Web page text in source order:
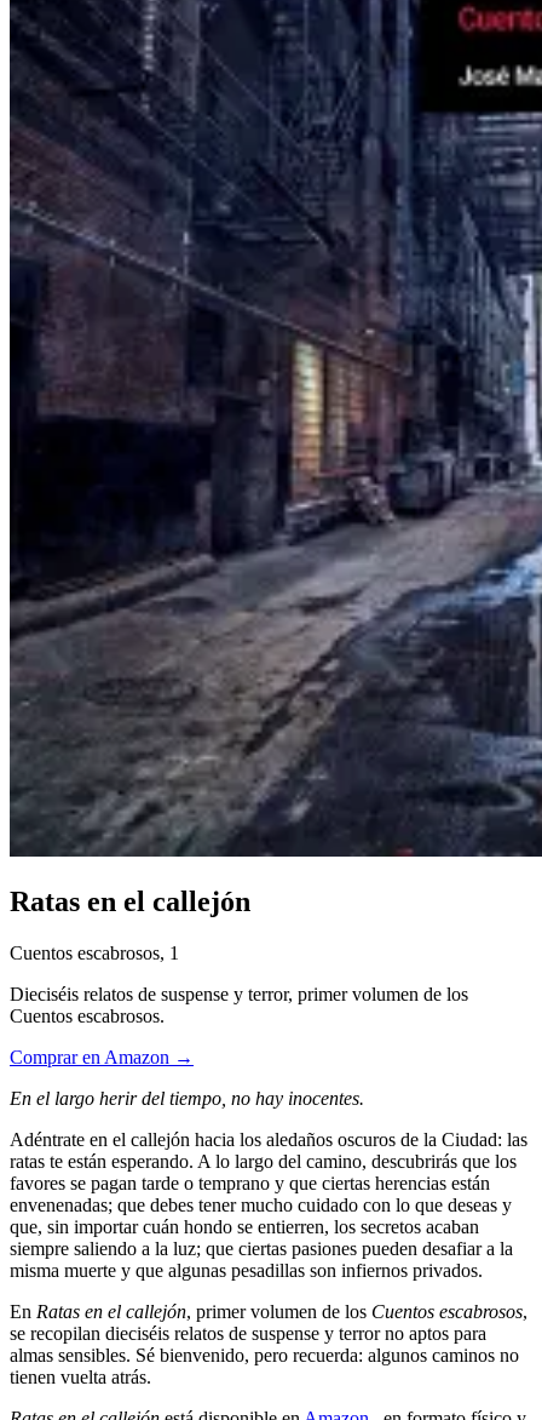
Ratas en el callejón
Cuentos escabrosos, 1
Dieciséis relatos de suspense y terror, primer volumen de los
Cuentos escabrosos.
Comprar en Amazon →
En el largo herir del tiempo, no hay inocentes.
Adéntrate en el callejón hacia los aledaños oscuros de la Ciudad: las
ratas te están esperando. A lo largo del camino, descubrirás que los
favores se pagan tarde o temprano y que ciertas herencias están
envenenadas; que debes tener mucho cuidado con lo que deseas y
que, sin importar cuán hondo se entierren, los secretos acaban
siempre saliendo a la luz; que ciertas pasiones pueden desafiar a la
misma muerte y que algunas pesadillas son infiernos privados.
En Ratas en el callejón, primer volumen de los Cuentos escabrosos,
se recopilan dieciséis relatos de suspense y terror no aptos para
almas sensibles. Sé bienvenido, pero recuerda: algunos caminos no
tienen vuelta atrás.